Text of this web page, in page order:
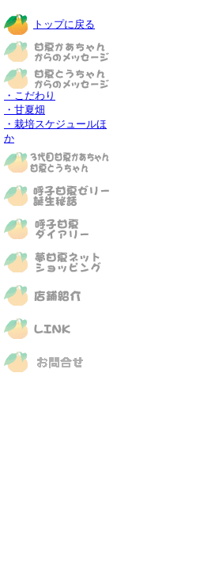
トップに戻る
・こだわり
・甘夏畑
・栽培スケジュールほ
か